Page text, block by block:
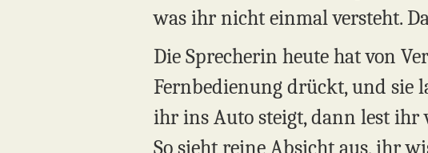
was ihr nicht einmal versteht.
Die Sprecherin heute hat von
Fernbedienung drückt, und sie
ihr ins Auto steigt, dann lest
So sieht reine Absicht aus, ihr